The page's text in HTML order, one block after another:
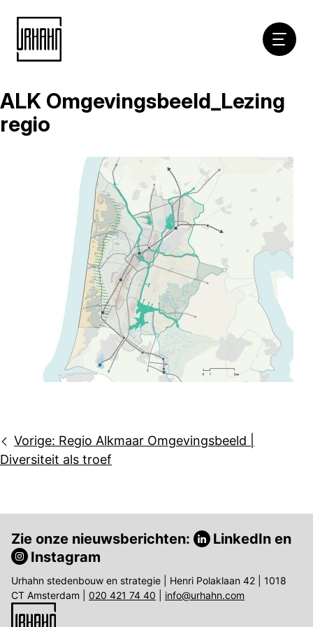
Naar
inhoud
ALK Omgevingsbeeld_Lezing
regio
Bericht
navigatie
Vorige: Regio Alkmaar Omgevingsbeeld |
Diversiteit als troef
Zie onze nieuwsberichten: LinkedIn en
Instagram
Urhahn stedenbouw en strategie | Henri Polaklaan 42 | 1018
CT Amsterdam | 020 421 74 40 info@urhahn.com